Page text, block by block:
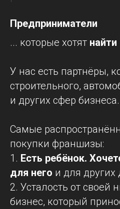
Предприниматели
... которые хотят
У нас есть партнёры,
строительного,
и других сфер бизнеса.
Самые
покупки франшизы:
1. Есть ребёнок.
для него и для других
2. Усталость от своей
бизнес, который